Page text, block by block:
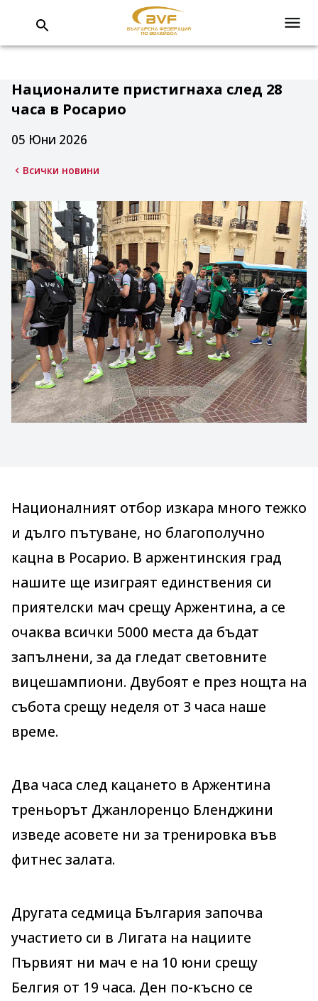
Националите пристигнаха след 28
часа в Росарио
05 Юни 2026
Всички новини
Националният отбор изкара много тежко
и дълго пътуване, но благополучно
кацна в Росарио. В аржентинския град
нашите ще изиграят единствения си
приятелски мач срещу Аржентина, а се
очаква всички 5000 места да бъдат
запълнени, за да гледат световните
вицешампиони. Двубоят е през нощта на
събота срещу неделя от 3 часа наше
време.
Два часа след кацането в Аржентина
треньорът Джанлоренцо Бленджини
изведе асовете ни за тренировка във
фитнес залата.
Другата седмица България започва
участието си в Лигата на нациите
Първият ни мач е на 10 юни срещу
Белгия от 19 часа. Ден по-късно се